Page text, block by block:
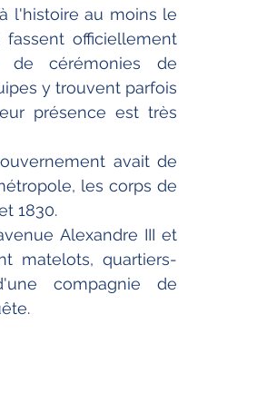
l'histoire au moins le
officiellement
cérémonies de
y trouvent parfois
présence est très
avait de
les corps de
1830.
Alexandre III et
matelots, quartiers-
compagnie de